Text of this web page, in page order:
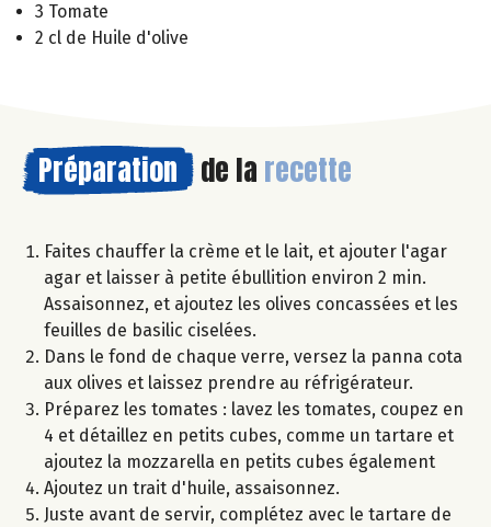
3 Tomate
2 cl de Huile d'olive
Préparation de la recette
Faites chauffer la crème et le lait, et ajouter l'agar
agar et laisser à petite ébullition environ 2 min.
Assaisonnez, et ajoutez les olives concassées et les
feuilles de basilic ciselées.
Dans le fond de chaque verre, versez la panna cota
aux olives et laissez prendre au réfrigérateur.
Préparez les tomates : lavez les tomates, coupez en
4 et détaillez en petits cubes, comme un tartare et
ajoutez la mozzarella en petits cubes également
Ajoutez un trait d'huile, assaisonnez.
Juste avant de servir, complétez avec le tartare de